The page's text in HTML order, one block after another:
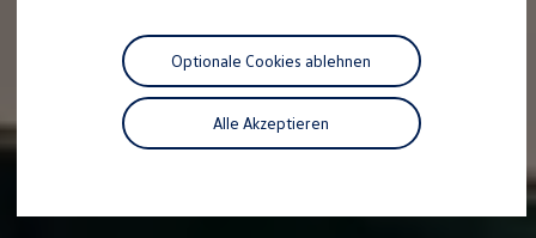
California App
California Lifestyle & Zubehör
Übernachten im California
Unternehmen
Karriere
Nachhaltigkeit
Alle Akzeptieren
Optionale Cookies ablehnen